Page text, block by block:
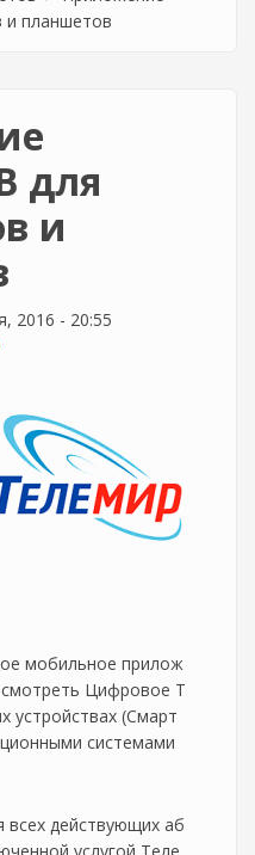
планшетов
для
и
2016 - 20:55
мобильное прилож
Цифровое Т
устройствах (Смарт
системами
всех действующих аб